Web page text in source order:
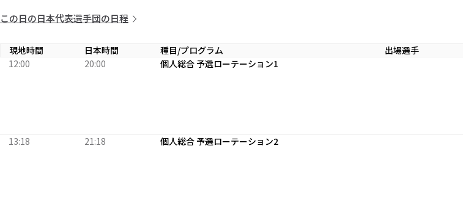
この日の日本代表選手団の日程
現地時間 日本時間 種目/プログラム 出場選手
12:00
20:00 個人総合 予選ローテーション1
13:18
21:18 個人総合 予選ローテーション2